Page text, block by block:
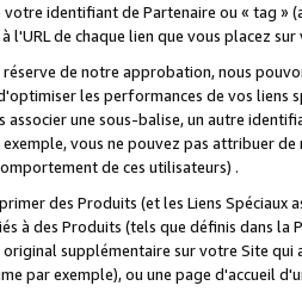
votre identifiant de Partenaire ou « tag
l'URL de chaque lien que vous placez
réserve de notre approbation, nous
les performances de vos liens
associer une sous-balise, un autre
vous ne pouvez pas attribuer
de ces utilisateurs) .
des Produits (et les Liens
à des Produits (tels que définis dans
supplémentaire sur votre Site qui
par exemple), ou une page d'accueil